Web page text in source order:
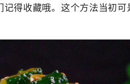
得收藏哦。这个方法当初可